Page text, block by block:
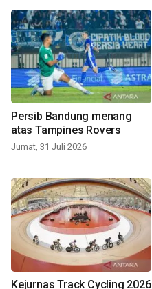
Persib Bandung menang
atas Tampines Rovers
Jumat, 31 Juli 2026
Kejurnas Track Cycling 2026